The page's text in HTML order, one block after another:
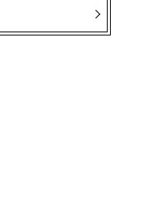
だという
。この妄
関係を円滑にし、悩